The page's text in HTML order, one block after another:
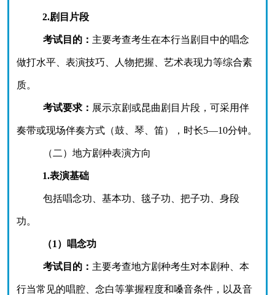
2.剧目片段
考试目的： 主要考查考生在本行当剧目中的唱念
做打水平、表演技巧、人物把握、艺术表现力等综合素
质。
考试要求： 展示京剧或昆曲剧目片段，可采用伴
奏带或现场伴奏方式（鼓、琴、笛），时长5—10分钟。
（二）地方剧种表演方向
1.表演基础
包括唱念功、基本功、毯子功、把子功、身段
功。
（1）唱念功
考试目的： 主要考查地方剧种考生对本剧种、本
行当常见的唱腔、念白等掌握程度和嗓音条件 ，以及音